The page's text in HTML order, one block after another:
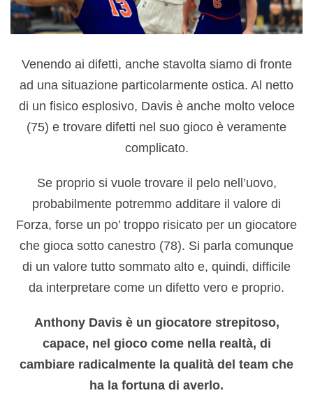
Venendo ai difetti, anche stavolta siamo di fronte
ad una situazione particolarmente ostica. Al netto
di un fisico esplosivo, Davis è anche molto veloce
(75) e trovare difetti nel suo gioco è veramente
complicato.
Se proprio si vuole trovare il pelo nell’uovo,
probabilmente potremmo additare il valore di
Forza, forse un po’ troppo risicato per un giocatore
che gioca sotto canestro (78). Si parla comunque
di un valore tutto sommato alto e, quindi, difficile
da interpretare come un difetto vero e proprio.
Anthony Davis è un giocatore strepitoso,
capace, nel gioco come nella realtà, di
cambiare radicalmente la qualità del team che
ha la fortuna di averlo.